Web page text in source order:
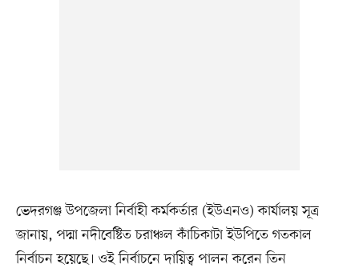
ভেদরগঞ্জ উপজেলা নির্বাহী কর্মকর্তার (ইউএনও) কার্যালয় সূত্র
জানায়, পদ্মা নদীবেষ্টিত চরাঞ্চল কাঁচিকাটা ইউপিতে গতকাল
নির্বাচন হয়েছে। ওই নির্বাচনে দায়িত্ব পালন করেন তিন